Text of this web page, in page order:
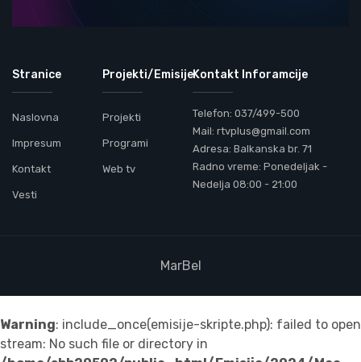
Stranice
Naslovna
Impresum
Kontakt
Vesti
Projekti/Emisije
Projekti
Programi
Web tv
Kontakt Inforamcije
Telefon: 037/499-500
Mail: rtvplus@gmail.com
Adresa: Balkanska br. 71
Radno vreme: Ponedeljak -
Nedelja 08:00 - 21:00
MarBel
Warning: include_once(emisije-skripte.php): failed to open
stream: No such file or directory in